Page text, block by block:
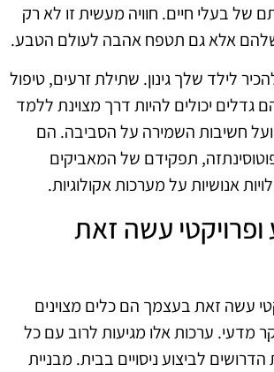
של בעלי חיים. חוויה מעשית זו לא רק
שלהם אלא גם תטפח אהבה לעולם הטבע.
לילד שלך גינון. שתילת זרעים, טיפול
גדלים יכולים להיות דרך מצוינת ללמד
ועל חשיבות השמירה על הסביבה. הם
תפקידם של המאביקים
אנושיות על מערכות אקולוגיות.
עשה זאת
עשה זאת בעצמך הם כלים מצוינים
מדעי. ערכות אלו מגיעות לרוב עם כל
לביצוע ניסויים בבית. מבניית